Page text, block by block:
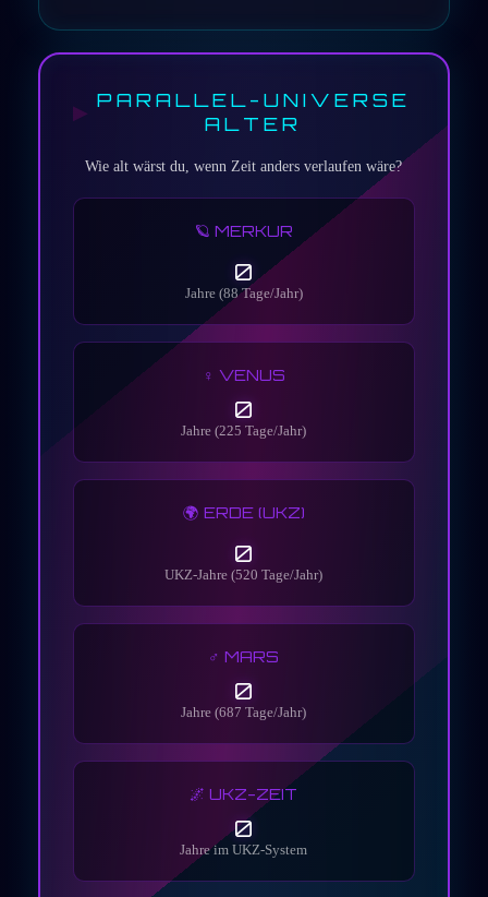
PARALLEL-UNIVERSE
ALTER
Wie alt wärst du, wenn Zeit anders verlaufen wäre?
🪐 MERKUR
0
Jahre (88 Tage/Jahr)
♀️ VENUS
0
Jahre (225 Tage/Jahr)
🌍 ERDE (UKZ)
0
UKZ-Jahre (520 Tage/Jahr)
♂️ MARS
0
Jahre (687 Tage/Jahr)
🌌 UKZ-ZEIT
0
Jahre im UKZ-System